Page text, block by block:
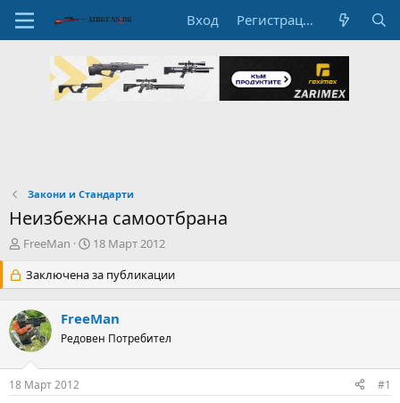
Вход Регистрация
Закони и Стандарти
Неизбежна самоотбрана
А
т
о
р
н
а
т
е
м
FreeMan
Н
ч
а
н
а
а
18 Март 2012
Заключена за публикации
FreeMan
Редовен Потребител
18 Март 2012 #1